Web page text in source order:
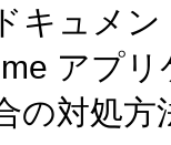
キュメ
アプ
の対処